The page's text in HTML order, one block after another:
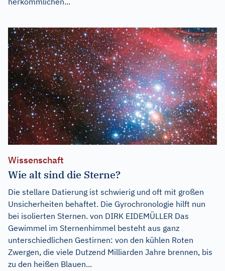
Wissenschaft
Wie alt sind die Sterne?
Die stellare Datierung ist schwierig und oft mit großen
Unsicherheiten behaftet. Die Gyrochronologie hilft nun
bei isolierten Sternen. von DIRK EIDEMÜLLER Das
Gewimmel im Sternenhimmel besteht aus ganz
unterschiedlichen Gestirnen: von den kühlen Roten
Zwergen, die viele Dutzend Milliarden Jahre brennen, bis
zu den heißen Blauen...